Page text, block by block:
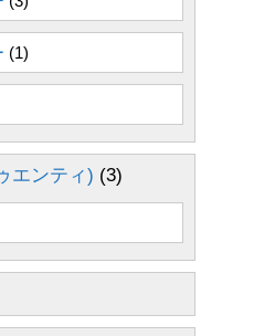
(1)
エンティ) (3)